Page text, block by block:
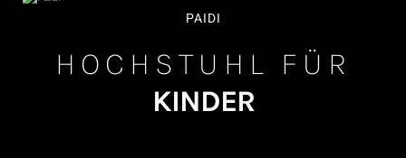
PAIDI
HOCHSTUHL FÜR
KINDER